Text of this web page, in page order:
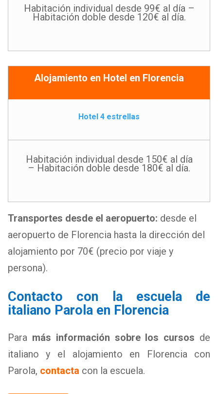
Habitación individual desde 99€ al día –
Habitación doble desde 120€ al día.
Alojamiento en Hotel en Florencia
Hotel 4 estrellas
Habitación individual desde 150€ al día
– Habitación doble desde 180€ al día.
Transportes desde el aeropuerto: desde el
aeropuerto de Florencia hasta la dirección del
alojamiento por 70€ (precio por viaje y
persona).
Contacto con la escuela de
italiano Parola en Florencia
Para más información sobre los cursos de
italiano y el alojamiento en Florencia con
Parola, contacta con la escuela.